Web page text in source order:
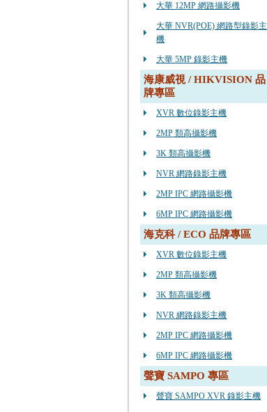
大華 12MP 網路攝影機
大華 NVR(POE) 網路型錄影主
機
大華 5MP 錄影主機
海康威視 / HIKVISION 品
牌專區
XVR 數位錄影主機
2MP 類高攝影機
3K 類高攝影機
NVR 網路錄影主機
2MP IPC 網路攝影機
6MP IPC 網路攝影機
海克科 / ECO 品牌專區
XVR 數位錄影主機
2MP 類高攝影機
3K 類高攝影機
NVR 網路錄影主機
2MP IPC 網路攝影機
6MP IPC 網路攝影機
聲寶 SAMPO 專區
聲寶 SAMPO XVR 錄影主機